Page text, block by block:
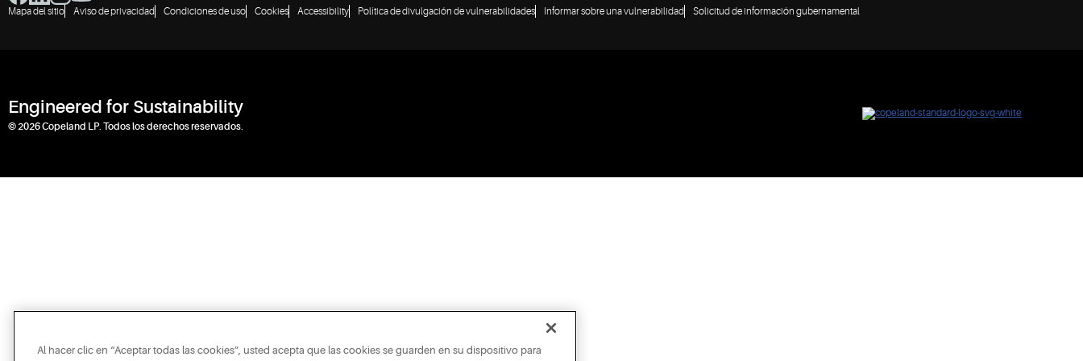
Mapa del sitio Aviso de privacidad Condiciones de uso Cookies Accessibility Política de divulgación de vulnerabilidades Informar sobre una vulnerabilidad Solicitud de información gubernamental
Engineered for Sustainability
© 2026 Copeland LP. Todos los derechos reservados.
Al hacer clic en “Aceptar todas las cookies”, usted acepta que las cookies se guarden en su dispositivo para